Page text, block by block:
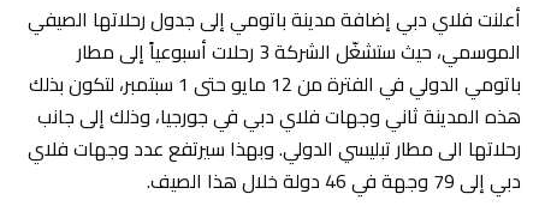
أعلنت فلاي دبي إضافة مدينة باتومي إلى جدول رحلاتها الصيفي
الموسمي، حيث ستشغّل الشركة 3 رحلات أسبوعياً إلى مطار
باتومي الدولي في الفترة من 12 مايو حتى 1 سبتمبر، لتكون بذلك
هذه المدينة ثاني وجهات فلاي دبي في جورجيا، وذلك إلى جانب
رحلاتها الى مطار تبليسي الدولي. وبهذا سيرتفع عدد وجهات فلاي
دبي إلى 79 وجهة في 46 دولة خلال هذا الصيف.